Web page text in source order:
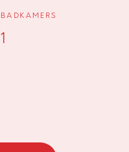
BADKAMERS
1